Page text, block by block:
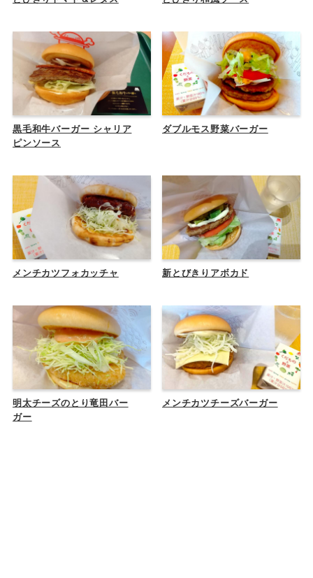
黒毛和牛バーガー シャリア
ピンソース
ダブルモス野菜バーガー
メンチカツフォカッチャ 新とびきりアボカド
明太チーズのとり竜田バー
ガー
メンチカツチーズバーガー